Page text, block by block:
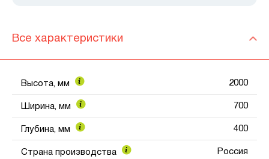
Все характеристики
Высота, мм 2000
Ширина, мм 700
Глубина, мм 400
Страна производства Россия